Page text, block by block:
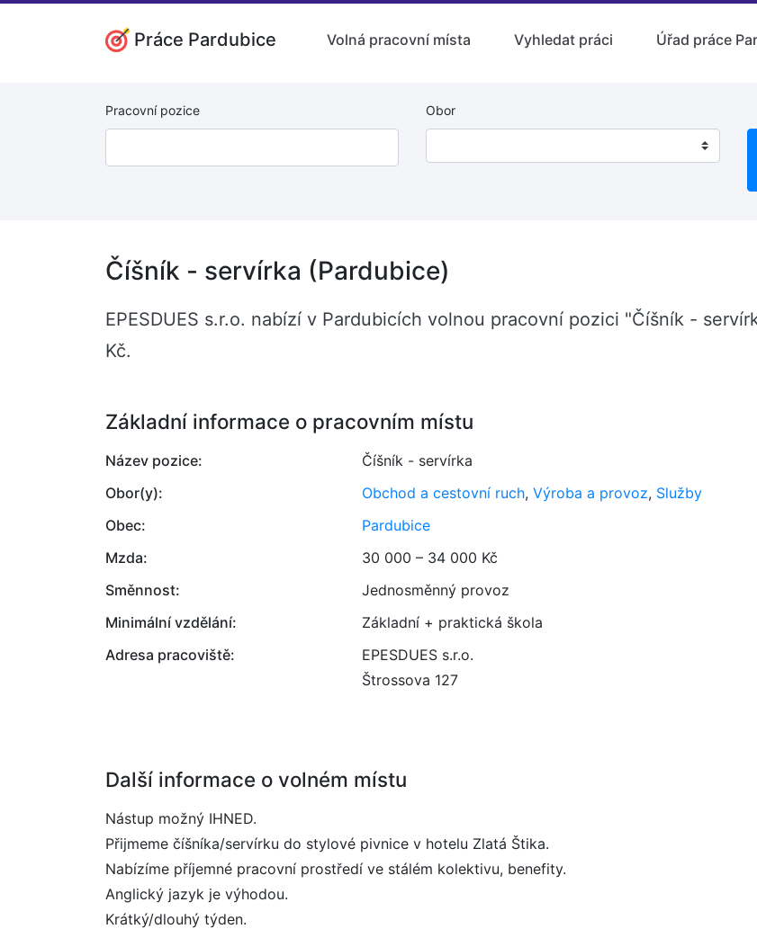
Práce Pardubice Volná pracovní místa Vyhledat práci Úřad práce
Pracovní pozice Obor
Číšník - servírka (Pardubice)
EPESDUES s.r.o. nabízí v Pardubicích volnou pracovní pozici "Číšník -
Kč.
Základní informace o pracovním místu
Název pozice:
Číšník - servírka
Obor(y):
Obchod a cestovní ruch, Výroba a provoz, Služby
Obec:
Pardubice
Mzda:
30 000 – 34 000 Kč
Směnnost:
Jednosměnný provoz
Minimální vzdělání:
Základní + praktická škola
Adresa pracoviště:
EPESDUES s.r.o.
Štrossova 127
Další informace o volném místu
Nástup možný IHNED.
Přijmeme číšníka/servírku do stylové pivnice v hotelu Zlatá Štika.
Nabízíme příjemné pracovní prostředí ve stálém kolektivu, benefity.
Anglický jazyk je výhodou.
Krátký/dlouhý týden.